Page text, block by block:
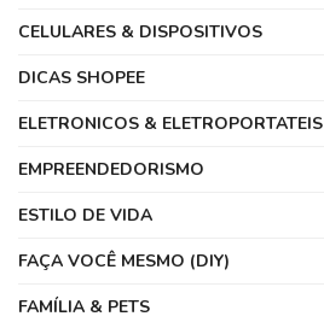
CELULARES & DISPOSITIVOS
DICAS SHOPEE
ELETRONICOS & ELETROPORTATEIS
EMPREENDEDORISMO
ESTILO DE VIDA
FAÇA VOCÊ MESMO (DIY)
FAMÍLIA & PETS